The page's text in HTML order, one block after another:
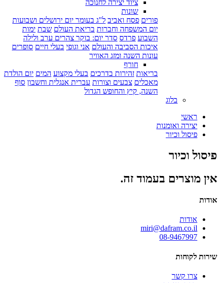
ציוד יצירה לחנוכה
שונות
פורים פסח ואביב ל"ג בעומר יום ירושלים ושבועות
יום המשפחה וחברות בריאת העולם שבת ימות
השבוע פרדס סדר יום: בוקר צהרים ערב ולילה
איכות הסביבה והעולם אני וגופי בעלי חיים סופרים
עונות השנה ומזג האוויר
חורף
בריאות זהירות בדרכים בעלי מקצוע המים יום הולדת
מאכלים צבעים וצורות עברית אנגלית וחשבון סוף
השנה, קיץ והחופש הגדול
בלוג
ראשי
יצירה ואומנות
פיסול וכיור
פיסול וכיור
אין מוצרים בעמוד זה.
אודות
אודות
miri@dafram.co.il
08-9467997
שירות לקוחות
צרו קשר